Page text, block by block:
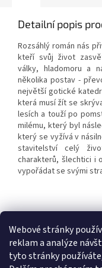
Webové stránky
reklam a analýze
tyto stránky
Detailní popis
Rozsáhlý román nás
kteří svůj život
války, hladomoru a
několika postav -
největší gotické
která musí žít se
lesích a touží po
milému, který byl
který se vyžívá v
stavitelství celý
charakterů, šlechtici i
vypořádat se svými